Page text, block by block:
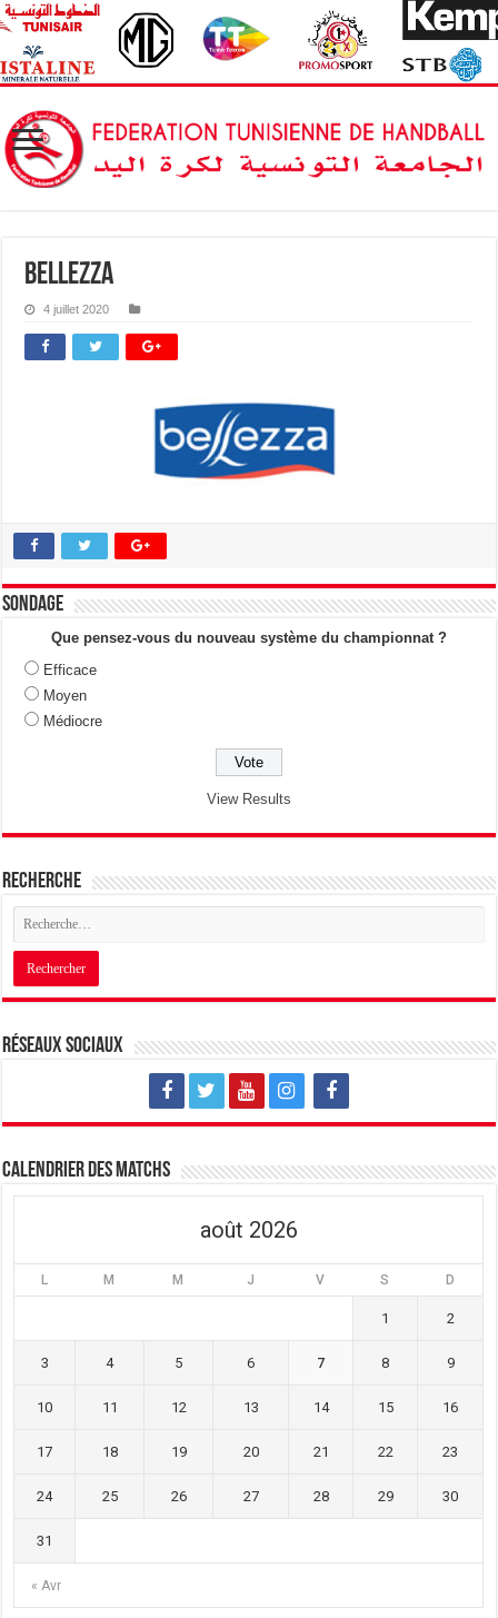
bellezza
4 juillet 2020
Sondage
Que pensez-vous du nouveau système du championnat ?
Efficace
Moyen
Médiocre
View Results
Recherche
Réseaux sociaux
Calendrier des matchs
août 2026
L M M J V S D
« Avr
1 2
3 4 5 6 7 8 9
10 11 12 13 14 15 16
17 18 19 20 21 22 23
24 25 26 27 28 29 30
31